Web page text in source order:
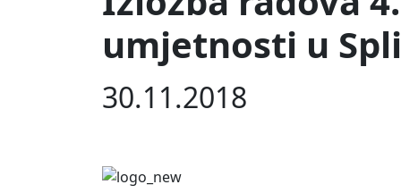
umjetnosti u
30.11.2018